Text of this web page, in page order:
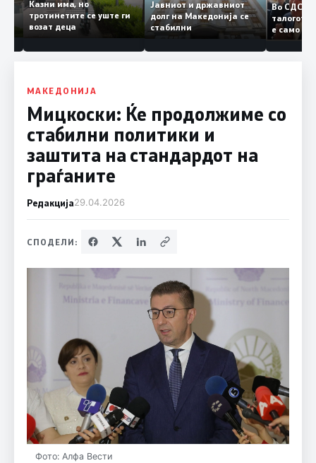
и
Казни има, но
тротинетите се уште ги
возат деца
Јавниот и државниот
долг на Македонија се
стабилни
Во
е само
Заев
МАКЕДОНИЈА
Мицкоски: Ќе продолжиме со
стабилни политики и
заштита на стандардот на
граѓаните
Редакција29.04.2026
СПОДЕЛИ:
Фото: Алфа Вести